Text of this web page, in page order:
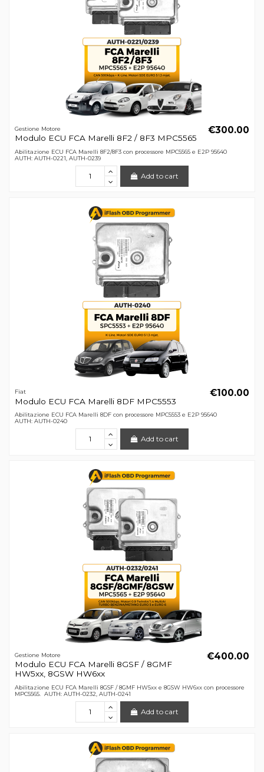
Gestione Motore
Modulo ECU FCA Marelli 8F2 / 8F3 MPC5565
€300.00
Abilitazione ECU FCA Marelli 8F2/8F3 con processore MPC5565 e E2P 95640
AUTH: AUTH-0221, AUTH-0239
Add to cart
Fiat
Modulo ECU FCA Marelli 8DF MPC5553
€100.00
Abilitazione ECU FCA Marelli 8DF con processore MPC5553 e E2P 95640
AUTH: AUTH-0240
Add to cart
Gestione Motore
Modulo ECU FCA Marelli 8GSF / 8GMF
HW5xx, 8GSW HW6xx
€400.00
Abilitazione ECU FCA Marelli 8GSF / 8GMF HW5xx e 8GSW HW6xx con processore
MPC5565. AUTH: AUTH-0232, AUTH-0241
Add to cart